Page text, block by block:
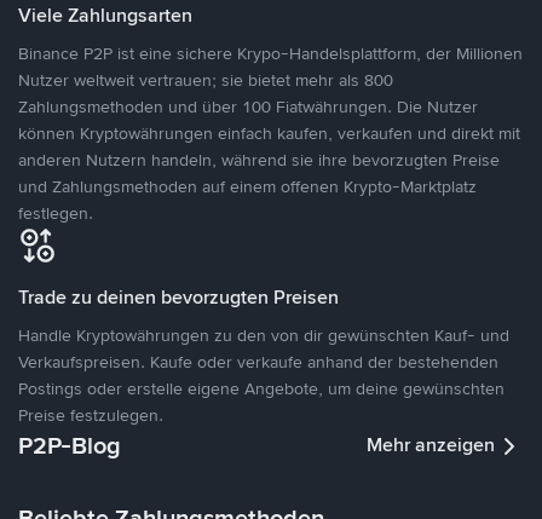
Viele Zahlungsarten
Binance P2P ist eine sichere Krypo-Handelsplattform, der Millionen
Nutzer weltweit vertrauen; sie bietet mehr als 800
Zahlungsmethoden und über 100 Fiatwährungen. Die Nutzer
können Kryptowährungen einfach kaufen, verkaufen und direkt mit
anderen Nutzern handeln, während sie ihre bevorzugten Preise
und Zahlungsmethoden auf einem offenen Krypto-Marktplatz
festlegen.
Trade zu deinen bevorzugten Preisen
Handle Kryptowährungen zu den von dir gewünschten Kauf- und
Verkaufspreisen. Kaufe oder verkaufe anhand der bestehenden
Postings oder erstelle eigene Angebote, um deine gewünschten
Preise festzulegen.
P2P-Blog Mehr anzeigen